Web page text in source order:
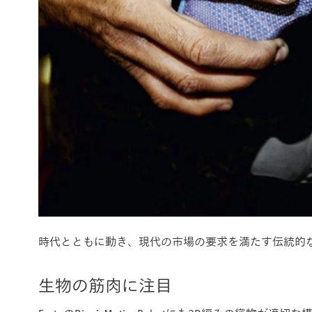
時代とともに動き、現代の市場の要求を満たす伝統的
生物の筋肉に注目